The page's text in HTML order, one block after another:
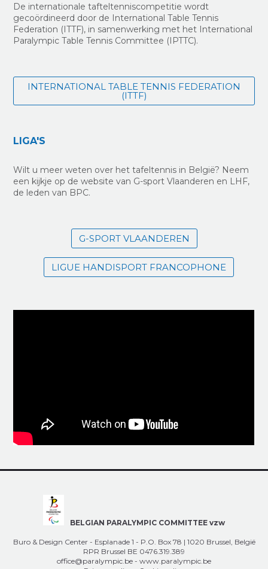
De internationale tafteltenniscompetitie wordt
gecoördineerd door de International Table Tennis
Federation (ITTF), in samenwerking met het International
Paralympic Table Tennis Committee (IPTTC).
INTERNATIONAL TABLE TENNIS FEDERATION
(ITTF)
LIGA'S
Wilt u meer weten over het tafeltennis in België? Neem
een kijkje op de website van G-sport Vlaanderen en LHF,
de leden van BPC.
G-SPORT VLAANDEREN
LIGUE HANDISPORT FRANCOPHONE
BELGIAN PARALYMPIC COMMITTEE vzw
Buro & Design Center - Esplanade 1 - P.O. Box 78 | 1020 Brussel, België
RPR Brussel BE 0476.319.389
office@paralympic.be - www.paralympic.be